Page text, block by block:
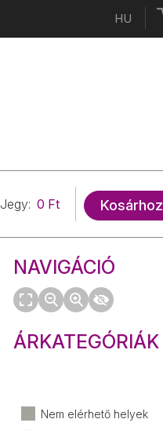
HU
Kosárhoz
Jegy: 0 Ft
NAVIGÁCIÓ
ÁRKATEGÓRIÁK
Nem elérhető helyek